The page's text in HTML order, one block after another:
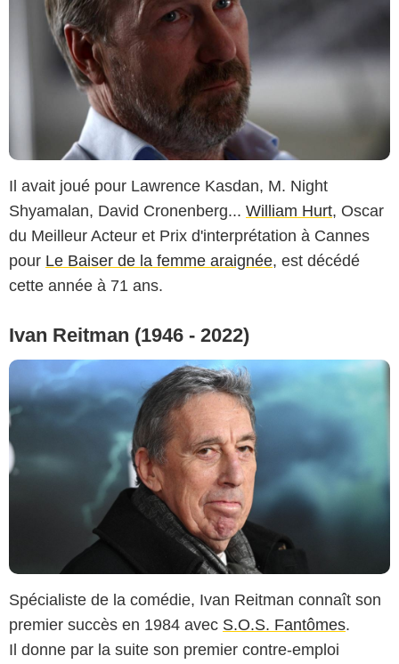
Il avait joué pour Lawrence Kasdan, M. Night
Shyamalan, David Cronenberg... William Hurt, Oscar
du Meilleur Acteur et Prix d'interprétation à Cannes
pour Le Baiser de la femme araignée, est décédé
cette année à 71 ans.
Ivan Reitman (1946 - 2022)
Spécialiste de la comédie, Ivan Reitman connaît son
premier succès en 1984 avec S.O.S. Fantômes.
Il donne par la suite son premier contre-emploi